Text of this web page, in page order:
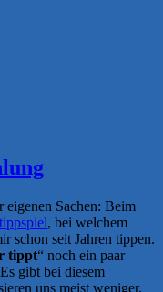
eigenen Sachen: Beim
, bei welchem
schon seit Jahren tippen.
tippt“ noch ein paar
gibt bei diesem
uns meist weniger,